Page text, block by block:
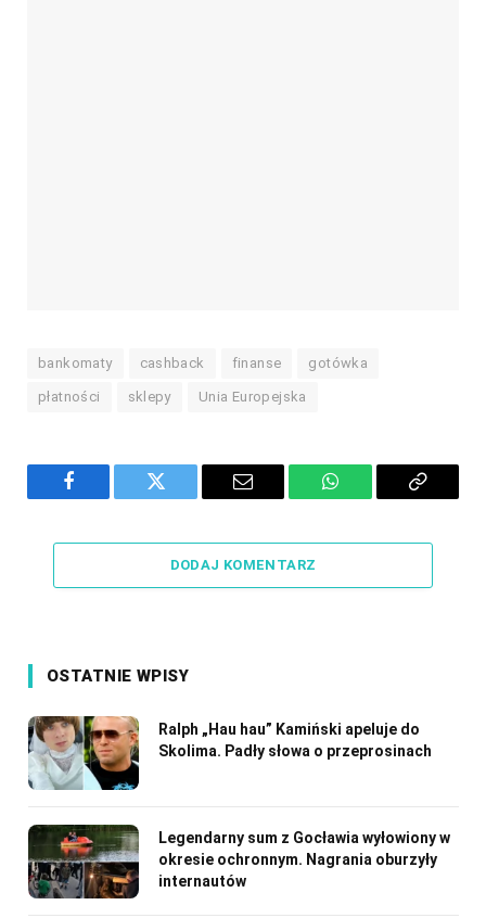
bankomaty cashback finanse gotówka
płatności sklepy Unia Europejska
Facebook Twitter Email WhatsAppCopy
DODAJ KOMENTARZ
OSTATNIE WPISY
Ralph „Hau hau” Kamiński apeluje do
Skolima. Padły słowa o przeprosinach
Legendarny sum z Gocławia wyłowiony w
okresie ochronnym. Nagrania oburzyły
internautów